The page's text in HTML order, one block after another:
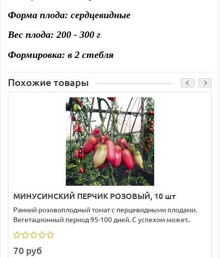
Форма плода: сердцевидные
Вес плода: 200 - 300 г
Формировка: в 2 стебля
Похожие товары
МИНУСИНСКИЙ ПЕРЧИК РОЗОВЫЙ, 10 шт
Ранний розовоплодный томат с перцевидными плодами.
Вегетационный период 95-100 дней. С успехом может..
70 руб